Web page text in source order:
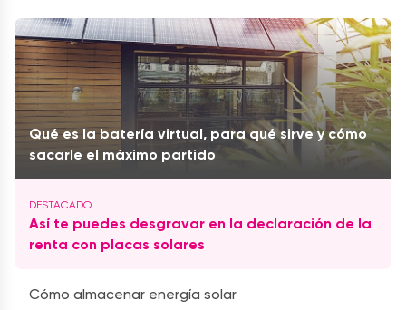
Qué es la batería virtual, para qué sirve y cómo
sacarle el máximo partido
Así te puedes desgravar en la declaración de la
renta con placas solares
Cómo almacenar energía solar